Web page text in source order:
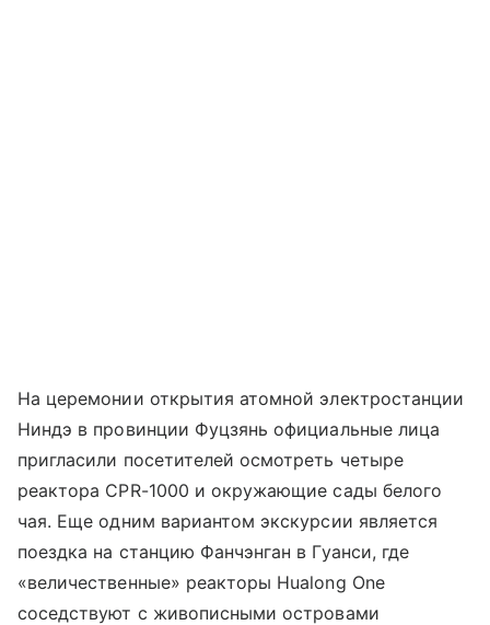
На церемонии открытия атомной электростанции
Ниндэ в провинции Фуцзянь официальные лица
пригласили посетителей осмотреть четыре
реактора CPR-1000 и окружающие сады белого
чая. Еще одним вариантом экскурсии является
поездка на станцию Фанчэнган в Гуанси, где
«величественные» реакторы Hualong One
соседствуют с живописными островами